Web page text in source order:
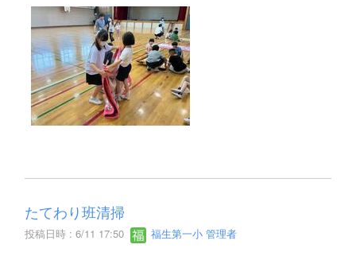
たてわり班清掃
投稿日時 : 6/11 17:50 福生第一小 管理者